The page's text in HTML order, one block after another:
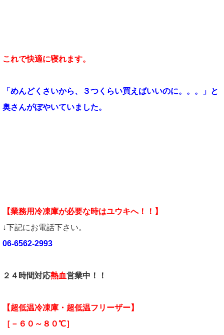
これで快適に寝れます。
「めんどくさいから、３つくらい買えばいいのに。。。」と
奥さんがぼやいていました。
【業務用冷凍庫が必要な時はユウキへ！！】
↓下記にお電話下さい。
06-6562-2993
２４時間対応熱血営業中！！
【超低温冷凍庫・超低温フリーザー】
［－６０～８０℃］